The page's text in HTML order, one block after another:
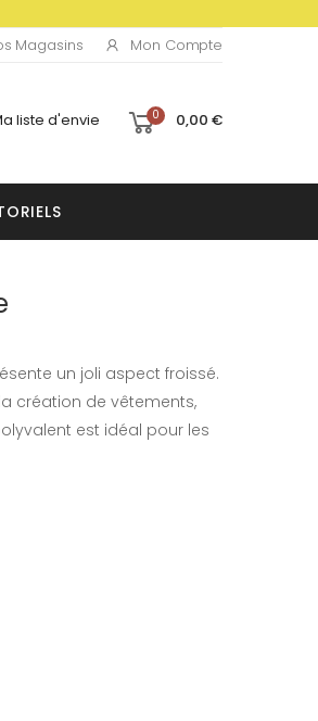
Magasins Mon Compte
liste d'envie 0 0,00 €
un joli aspect froissé.
création de vêtements,
est idéal pour les